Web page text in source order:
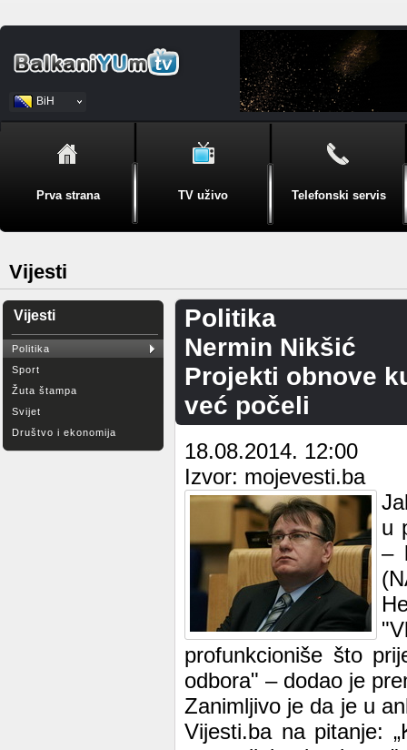
BiH
Srpski
Prva strana TV uživo Telefonski servis
Vijesti
Vijesti
Politika
Sport
Žuta štampa
Svijet
Društvo i ekonomija
Politika
Nermin Nikšić
Projekti obnove
već počeli
18.08.2014. 12:00
Izvor: mojevesti.ba
u
–
profunkcioniše što
odbora" – dodao je
Zanimljivo je da je u
Vijesti.ba na pitanje: